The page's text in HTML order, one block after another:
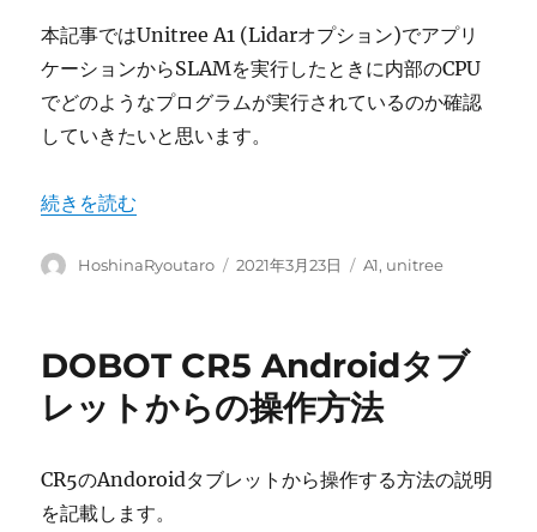
本記事ではUnitree A1 (Lidarオプション)でアプリ
ケーションからSLAMを実行したときに内部のCPU
でどのようなプログラムが実行されているのか確認
していきたいと思います。
“Unitree A1 SLAMについて １.概要” の
続きを読む
投
HoshinaRyoutaro
投
2021年3月23日
カ
ー
A1, unitree
DOBOT CR5 Androidタブ
レットからの操作方法
CR5のAndoroidタブレットから操作する方法の説明
を記載します。